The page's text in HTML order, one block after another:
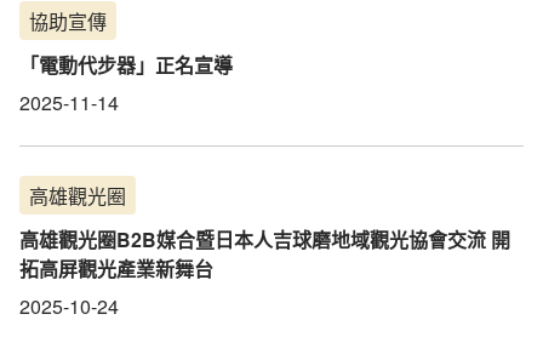
協助宣傳
「電動代步器」正名宣導
2025-11-14
高雄觀光圈
高雄觀光圈B2B媒合暨日本人吉球磨地域觀光協會交流 開
拓高屏觀光產業新舞台
2025-10-24